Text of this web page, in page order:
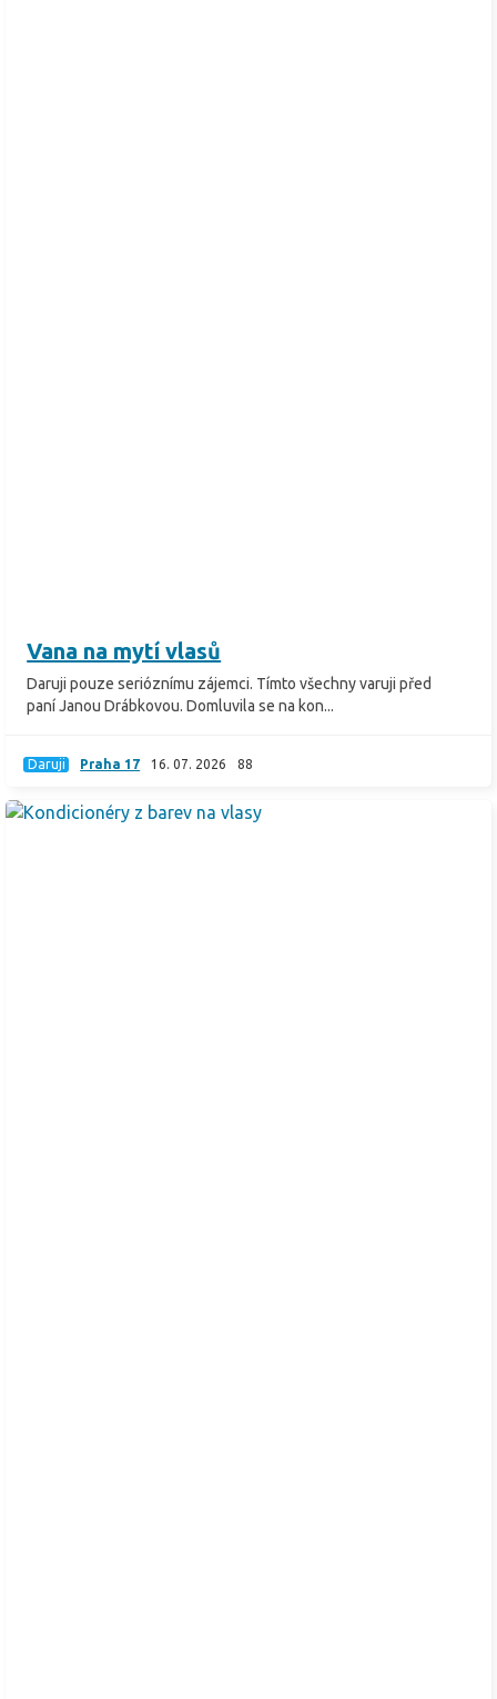
Vana na mytí vlasů
Daruji pouze serióznímu zájemci. Tímto všechny varuji před
paní Janou Drábkovou. Domluvila se na kon...
Daruji Praha 17 16. 07. 2026 88